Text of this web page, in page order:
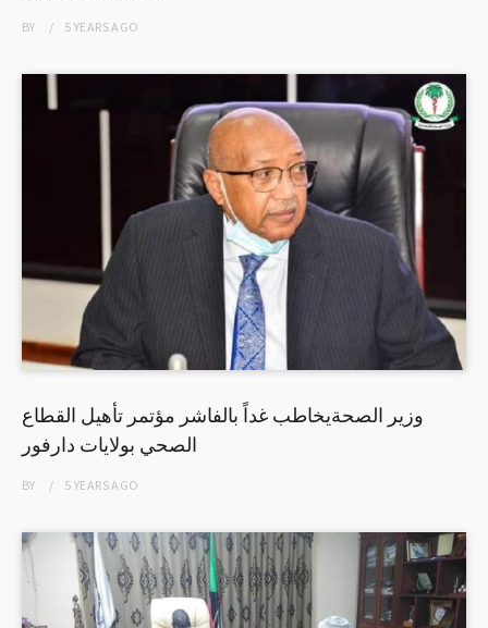
BY 5 YEARSAGO
وزير الصحةيخاطب غداً بالفاشر مؤتمر تأهيل القطاع
الصحي بولايات دارفور
BY 5 YEARSAGO